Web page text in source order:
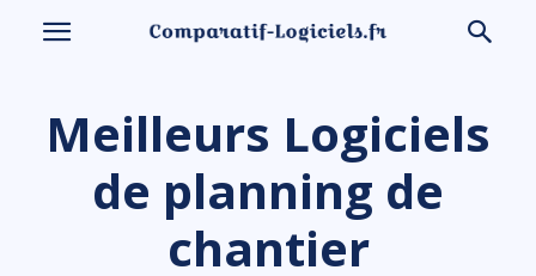
Meilleurs Logiciels
de planning de
chantier